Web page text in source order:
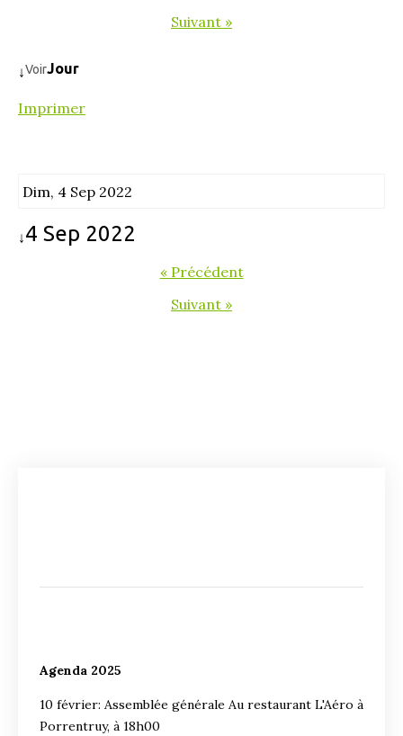
Suivant »
↓VoirJour
Imprimer
Dim, 4 Sep 2022
↓4 Sep 2022
« Précédent
Suivant »
Agenda 2025
10 février: Assemblée générale Au restaurant L'Aéro à
Porrentruy, à 18h00